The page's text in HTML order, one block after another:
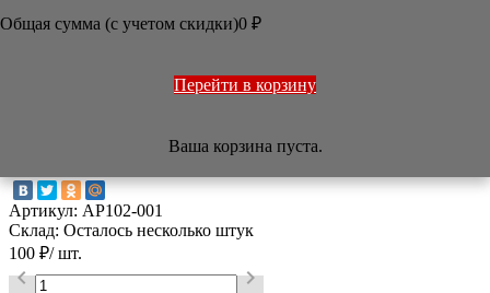
 / Арт-салон Открытки, календари
Артикул: AP102-001
Склад: Осталось несколько штук
100 ₽/ шт.
 
Общая сумма (с учетом скидки)0 ₽
Перейти в корзину
Ваша корзина пуста.